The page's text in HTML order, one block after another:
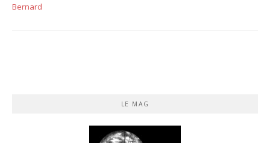
Bernard
LE MAG